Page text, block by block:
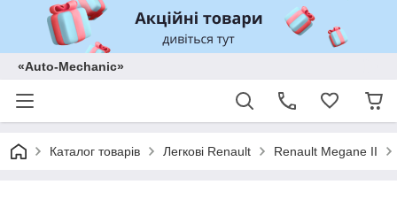
«Auto-Mechanic»
Каталог товарів Легкові Renault Renault Megane II